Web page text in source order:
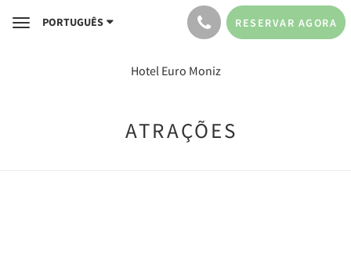
TogglePORTUGUÊS RESERVAR AGORA
Hotel Euro Moniz
ATRAÇÕES